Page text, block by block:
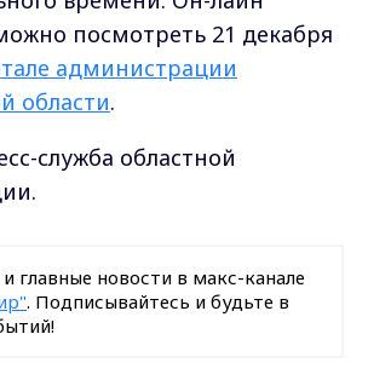
посмотреть 21 декабря
администрации
области.
служба областной
главные новости в макс-канале
. Подписывайтесь и будьте в